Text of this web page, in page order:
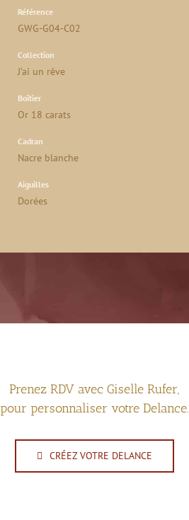
Référence
GWG-G04-C02
Collection
J’ai un rêve
Boîtier
Or 18 carats
Cadran
Nacre blanche
Aiguilles
Dorées
Prenez RDV avec Giselle Rufer,
pour personnaliser votre Delance.
CRÉEZ VOTRE DELANCE